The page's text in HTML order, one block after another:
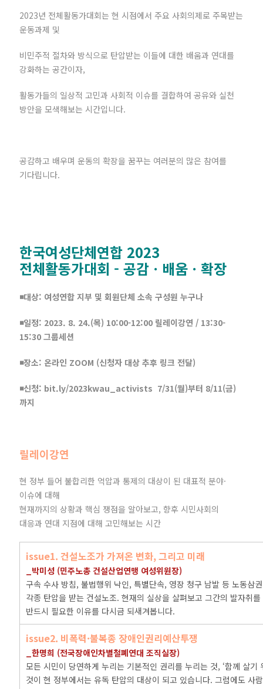
2023년 전체활동가대회는 현 시점에서 주요 사회의제로 주목받는
운동과제 및
비민주적 절차와 방식으로 탄압받는 이들에 대한 배움과 연대를
강화하는 공간이자,
활동가들의 일상적 고민과 사회적 이슈를 결합하여 공유와 실천
방안을 모색해보는 시간입니다.
공감하고 배우며 운동의 확장을 꿈꾸는 여러분의 많은 참여를
기다립니다.
한국여성단체연합 2023
전체활동가대회 - 공감ㆍ배움ㆍ확장
◾대상: 여성연합 지부 및 회원단체 소속 구성원 누구나
◾일정: 2023. 8. 24.(목) 10:00-12:00 릴레이강연 / 13:30-
15:30 그룹세션
◾장소: 온라인 ZOOM (신청자 대상 추후 링크 전달)
◾신청: bit.ly/2023kwau_activists 7/31(월)부터 8/11(금)
까지
릴레이강연
현 정부 들어 불합리한 억압과 통제의 대상이 된 대표적 분야·
이슈에 대해
현재까지의 상황과 핵심 쟁점을 알아보고, 향후 시민사회의
대응과 연대 지점에 대해 고민해보는 시간
issue1. 건설노조가 가져온 변화, 그리고 미래
_박미성 (민주노총 건설산업연맹 여성위원장)
구속 수사 방침, 불법행위 낙인, 특별단속, 영장 청구 남발 등 노동삼
각종 탄압을 받는 건설노조. 현재의 실상을 살펴보고 그간의 발자취
반드시 필요한 이유를 다시금 되새겨봅니다.
issue2. 비폭력·불복종 장애인권리예산투쟁
_한명희 (전국장애인차별철폐연대 조직실장)
모든 시민이 당연하게 누리는 기본적인 권리를 누리는 것, ‘함께 살기
것이 현 정부에서는 유독 탄압의 대상이 되고 있습니다. 그럼에도 사